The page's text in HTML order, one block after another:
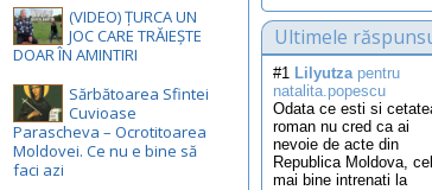
Ultimele
#1 Lilyutzapentru
natalita.popescu
Odata ce esti si
roman nu cred ca ai
nevoie de acte din
Republica Moldova, cel
mai bine intrenati la
(VIDEO) ȚURCA UN
JOC CARE TRĂIEȘTE
DOAR ÎN AMINTIRI
Sărbătoarea Sfintei
Cuvioase
Parascheva – Ocrotitoarea
Moldovei. Ce nu e bine să
faci azi